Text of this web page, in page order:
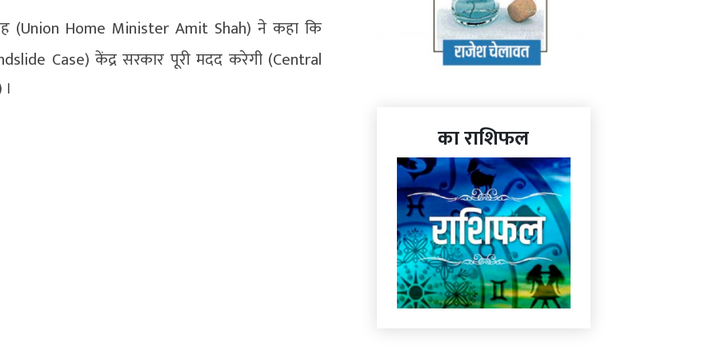
(Union Home Minister Amit Shah) ने कहा कि
Case) केंद्र सरकार पूरी मदद करेगी (Central
का राशिफल